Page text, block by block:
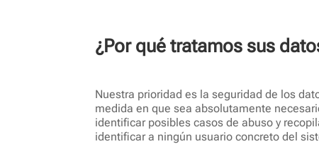
¿Por qué tratamos sus
Nuestra prioridad es la seguridad de los
medida en que sea absolutamente
identificar posibles casos de abuso y
identificar a ningún usuario concreto del